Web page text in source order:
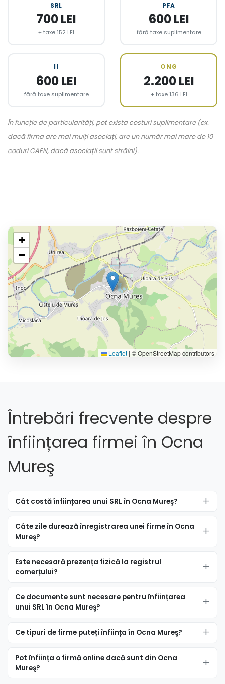
SRL
700 LEI
+ taxe 152 LEI
PFA
600 LEI
fără taxe suplimentare
II
600 LEI
fără taxe suplimentare
ONG
2.200 LEI
+ taxe 136 LEI
În funcție de particularități, pot exista costuri suplimentare (ex.
dacă firma are mai mulți asociați, are un număr mai mare de 10
coduri CAEN, dacă asociații sunt străini).
+
−
Leaflet | © OpenStreetMap contributors
Întrebări frecvente despre
înființarea firmei în Ocna
Mureş
Cât costă înființarea unui SRL în Ocna Mureş?
Câte zile durează înregistrarea unei firme în Ocna
Mureş?
Este necesară prezența fizică la registrul
comerțului?
Ce documente sunt necesare pentru înființarea
unui SRL în Ocna Mureş?
Ce tipuri de firme puteți înființa în Ocna Mureş?
Pot înființa o firmă online dacă sunt din Ocna
Mureş?